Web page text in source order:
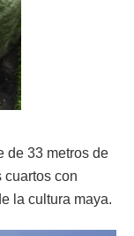
de 33 metros de
cuartos con
la cultura maya.